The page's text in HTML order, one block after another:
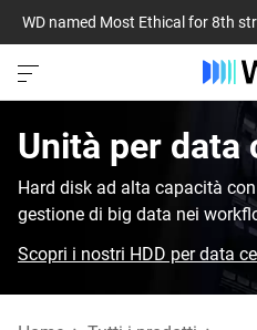
WD named Most Ethical for 8th
Unità per data
Hard disk ad alta capacità
gestione di big data nei
Scopri i nostri HDD per data